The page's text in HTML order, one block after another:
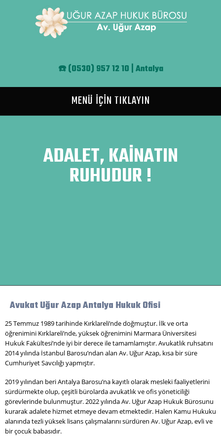
☎️(0530) 957 12 10 | Antalya
MENÜ İÇİN TIKLAYIN
ADALET, KAİNATIN
RUHUDUR !
Avukat Uğur Azap Antalya Hukuk Ofisi
25 Temmuz 1989 tarihinde Kırklareli’nde doğmuştur. İlk ve orta
öğrenimini Kırklareli’nde, yüksek öğrenimini Marmara Üniversitesi
Hukuk Fakültesi’nde iyi bir derece ile tamamlamıştır. Avukatlık ruhsatını
2014 yılında İstanbul Barosu’ndan alan Av. Uğur Azap, kısa bir süre
Cumhuriyet Savcılığı yapmıştır.
2019 yılından beri Antalya Barosu’na kayıtlı olarak mesleki faaliyetlerini
sürdürmekte olup, çeşitli bürolarda avukatlık ve ofis yöneticiliği
görevlerinde bulunmuştur. 2022 yılında Av. Uğur Azap Hukuk Bürosunu
kurarak adalete hizmet etmeye devam etmektedir. Halen Kamu Hukuku
alanında tezli yüksek lisans çalışmalarını sürdüren Av. Uğur Azap, evli ve
bir çocuk babasıdır.